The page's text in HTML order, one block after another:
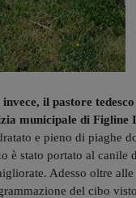
il pastore
municipale di Figline
e pieno di piaghe
è stato portato al canile
Adesso oltre alle
del cibo